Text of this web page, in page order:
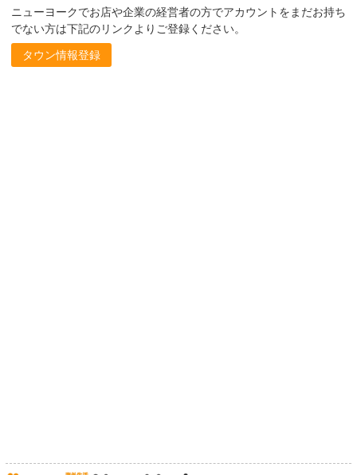
ニューヨークでお店や企業の経営者の方でアカウントをまだお持ち
でない方は下記のリンクよりご登録ください。
タウン情報登録